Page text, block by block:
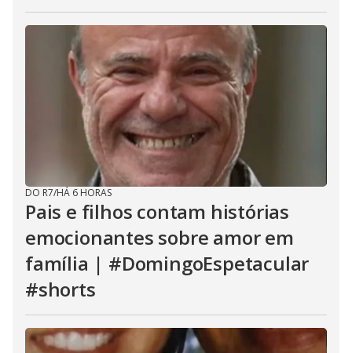
DO R7/HÁ 6 HORAS
Pais e filhos contam histórias
emocionantes sobre amor em
família | #DomingoEspetacular
#shorts